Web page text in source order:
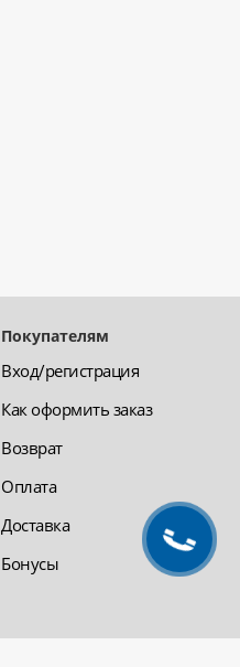
Покупателям
Вход/регистрация
Как оформить заказ
Возврат
Оплата
Доставка
Бонусы
Компания «220 ВСЯ